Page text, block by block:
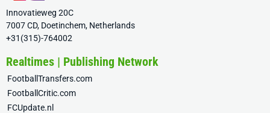
Innovatieweg 20C
7007 CD, Doetinchem, Netherlands
+31(315)-764002
Realtimes | Publishing Network
FootballTransfers.com
FootballCritic.com
FCUpdate.nl